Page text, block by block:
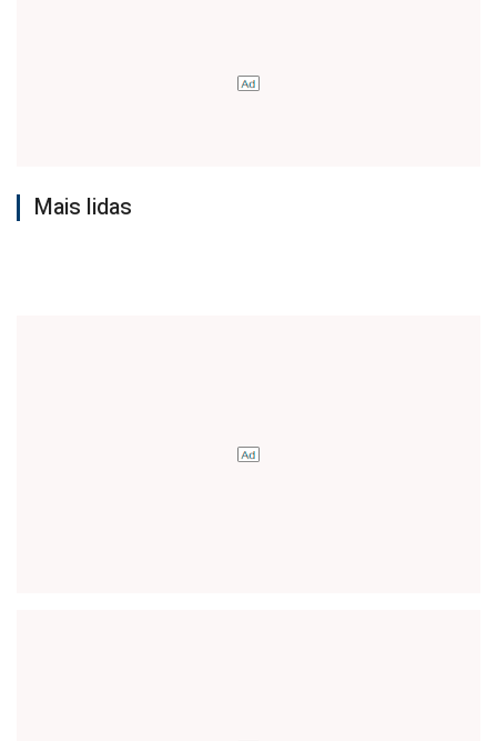
Mais lidas